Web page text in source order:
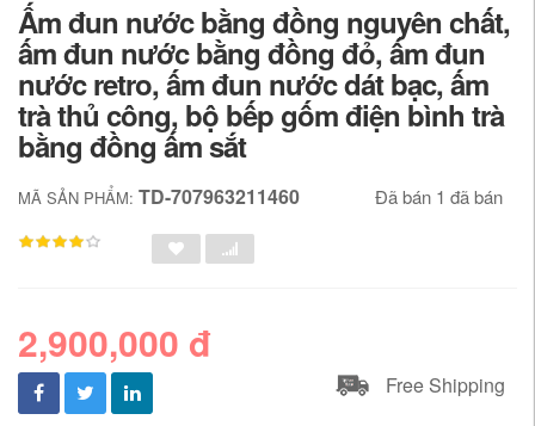
Ấm đun nước bằng đồng nguyên chất,
ấm đun nước bằng đồng đỏ, ấm đun
nước retro, ấm đun nước dát bạc, ấm
trà thủ công, bộ bếp gốm điện bình trà
bằng đồng ấm sắt
MÃ SẢN PHẨM: TD-707963211460 Đã bán 1 đã bán
2,900,000 đ
Free Shipping